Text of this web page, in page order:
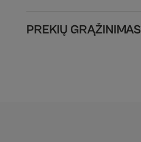
PREKIŲ GRĄŽINIMAS